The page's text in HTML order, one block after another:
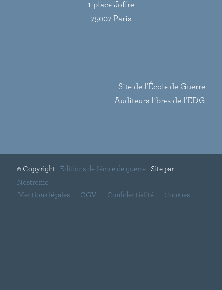
1 place Joffre
75007 Paris
Site de l’École de Guerre
Auditeurs libres de l’EDG
© Copyright - Éditions de l'école de guerre- Site par
Nostromo
Mentions légales
CGV Confidentialité Cookies